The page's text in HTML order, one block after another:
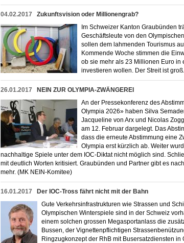
04.02.2017
Zukunftsvision oder Millionengrab?
Im Schweizer Kanton Graubünden
Geschäftsleute von den
sollen dem lahmenden Tourismus
Kommende Woche stimmen die
ob sie mehr als 23 Millionen Euro in
investieren wollen. Der Streit ist
26.01.2017
NEIN ZUR OLYMPIA-ZWÄNGEREI
An der Pressekonferenz des
Olympia 2026» haben Silva
Jacqueline von Arx und Nicolas
am 12. Februar dargelegt. Das
dass die erneute Abstimmung eine
Olympia erst kürzlich ab. Weiter
nachhaltige Spiele unter dem IOC-Diktat nicht möglich sind.
mit deutlich Worten kritisiert. Graubünden und Partner gibt es
mehr. (MK NEIN-Komitee)
16.01.2017
Der IOC-Tross fährt nicht mit der Bahn
Gute Verkehrsinfrastrukturen wie Strassen und
Olympischen Winterspiele sind in der Schweiz
einem solchen grossen Megasportanlass die
Bussen, der Vignettenpflichtigen
Ringzugkonzept der RhB mit Busersatzdiensten in